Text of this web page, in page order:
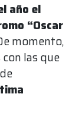
año el
“Oscar
momento,
las que